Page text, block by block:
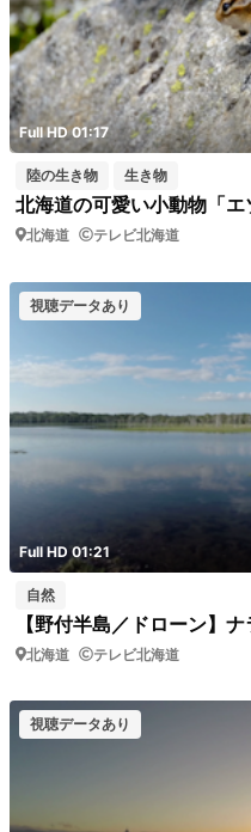
Full HD 01:17
陸の生き物 生き物
北海道の可愛い小動物「エ
北海道 テレビ北海道
視聴データあり
Full HD 01:21
自然
【野付半島／ドローン】
北海道 テレビ北海道
視聴データあり